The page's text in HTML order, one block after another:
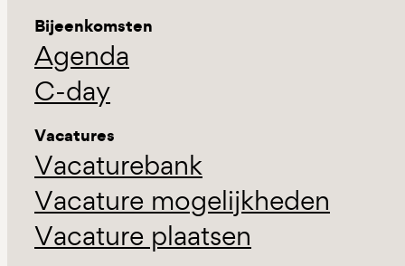
Bijeenkomsten
Agenda
C-day
Vacatures
Vacaturebank
Vacature mogelijkheden
Vacature plaatsen